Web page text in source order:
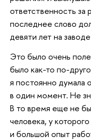
ответственность за
последнее слово
девяти лет на
Это было очень
было как-то по-
я постоянно думала
в один момент. Не
В то время еще не
человека, у
и большой опыт